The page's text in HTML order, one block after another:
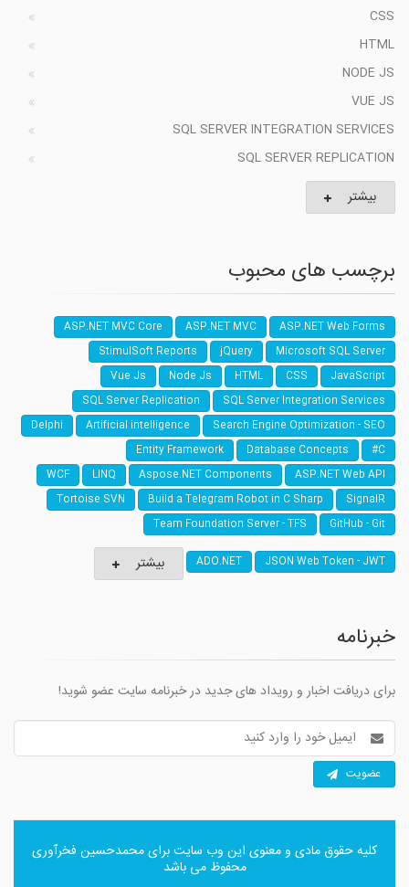
CSS
HTML
NODE JS
VUE JS
SQL SERVER INTEGRATION SERVICES
SQL SERVER REPLICATION
بیشتر
برچسب های محبوب
ASP.NET Web Forms
ASP.NET MVC
ASP.NET MVC Core
Microsoft SQL Server
jQuery
StimulSoft Reports
JavaScript
CSS
HTML
Node Js
Vue Js
SQL Server Integration Services
SQL Server Replication
Search Engine Optimization - SEO
Artificial intelligence
Delphi
C#
Database Concepts
Entity Framework
ASP.NET Web API
Aspose.NET Components
LINQ
WCF
SignalR
Build a Telegram Robot in C Sharp
Tortoise SVN
GitHub - Git
Team Foundation Server - TFS
JSON Web Token - JWT
ADO.NET بیشتر
خبرنامه
برای دریافت اخبار و رویداد های جدید در خبرنامه سایت عضو شوید!
آدرس
ایمیل
عضویت
کلیه حقوق مادی و معنوی این وب سایت برایمحمدحسین فخرآوری
محفوظ می باشد